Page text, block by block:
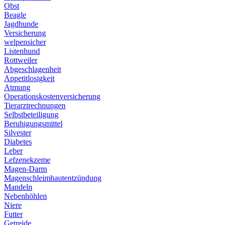
Obst
Beagle
Jagdhunde
Versicherung
welpensicher
Listenhund
Rottweiler
Abgeschlagenheit
Appetitlosigkeit
Atmung
Operationskostenversicherung
Tierarztrechnungen
Selbstbeteiligung
Beruhigungsmittel
Silvester
Diabetes
Leber
Lefzenekzeme
Magen-Darm
Magenschleimhautentzündung
Mandeln
Nebenhöhlen
Niere
Futter
Getreide